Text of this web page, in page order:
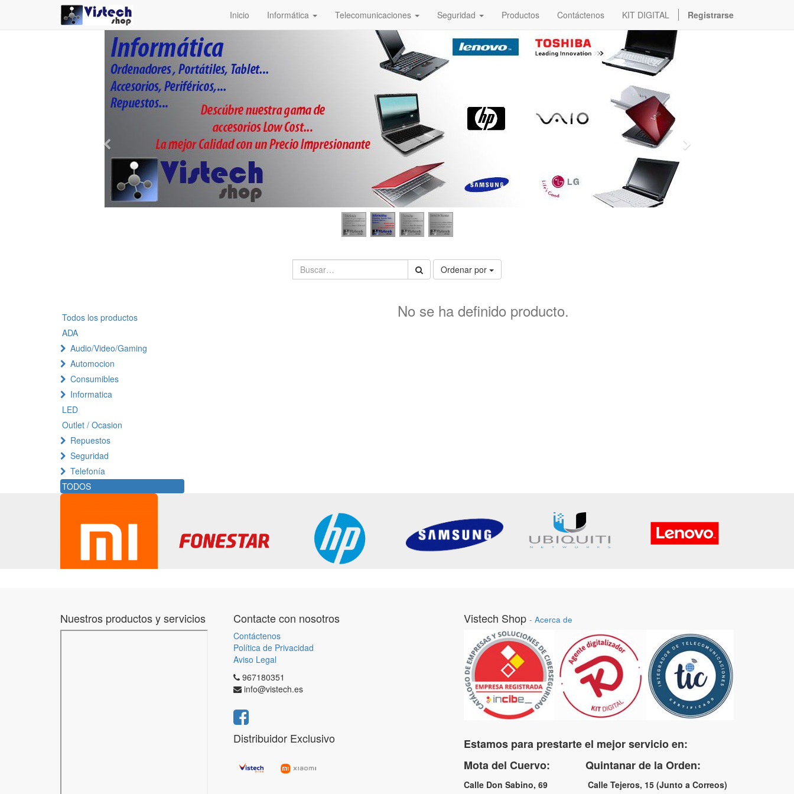
Inicio Informática Telecomunicaciones Seguridad Productos Contáctenos KIT DIGITAL Registrarse
Ordenar por
Todos los productos
ADA
Audio/Video/Gaming
Automocion
Consumibles
Informatica
LED
Outlet / Ocasion
Repuestos
Seguridad
Telefonía
TODOS
No se ha definido producto.
Nuestros productos y servicios Contacte con nosotros
Contáctenos
Política de Privacidad
Aviso Legal
967180351
info@vistech.es
Distribuidor Exclusivo
Vistech Shop - Acerca de
Estamos para prestarte el mejor servicio en:
Mota del Cuervo: Quintanar de la Orden:
Calle Don Sabino, 69 Calle Tejeros, 15 (Junto a Correos)